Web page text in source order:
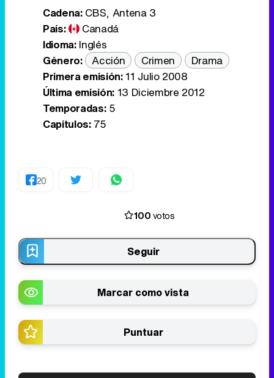
Cadena:CBS, Antena 3
País:
Canadá
Idioma: Inglés
Género:
Acción Crimen
Drama
Primera emisión:11 Julio 2008
Última emisión:13 Diciembre 2012
Temporadas:5
Capítulos:75
20
100votos
Seguir
Marcar como vista
Puntuar